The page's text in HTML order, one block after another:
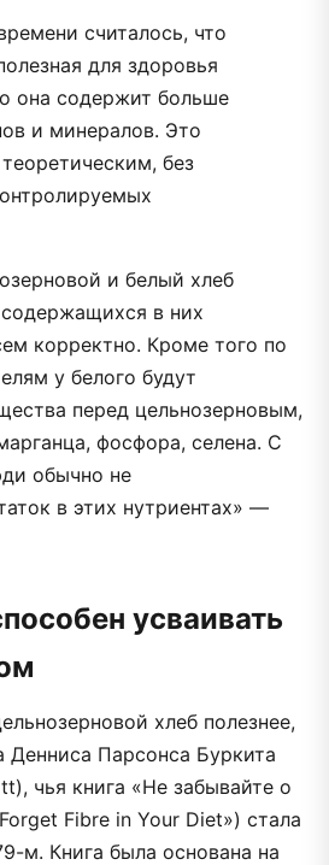
считалось, что
для здоровья
она содержит больше
и минералов. Это
без
и белый хлеб
в них
корректно. Кроме того по
у белого будут
перед цельнозерновым,
фосфора, селена. С
обычно не
в этих нутриентах» —
усваивать
хлеб полезнее,
Денниса Парсонса Буркита
чья книга «Не забывайте о
Fibre in Your Diet») стала
м. Книга была основана на